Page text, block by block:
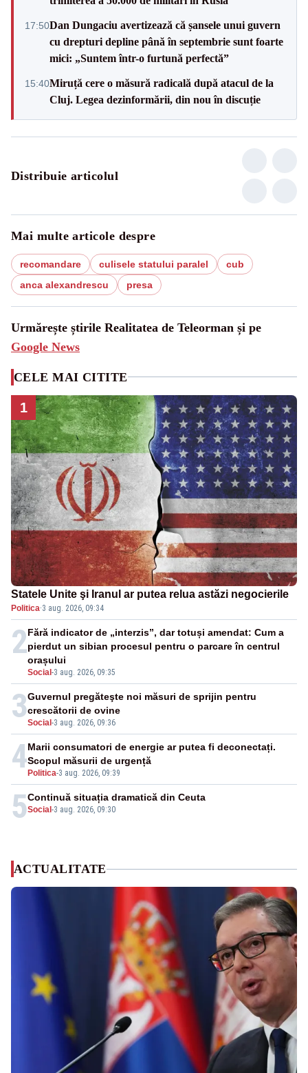
17:50Dan Dungaciu avertizează că șansele unui guvern
cu drepturi depline până în septembrie sunt foarte
mici: „Suntem într-o furtună perfectă”
15:40Miruță cere o măsură radicală după atacul de la
Cluj. Legea dezinformării, din nou în discuție
Distribuie articolul
Mai multe articole despre
recomandare culisele statului paralel
cub
anca alexandrescu
presa
Urmărește știrile Realitatea de Teleorman și pe
Google News
CELE MAI CITITE
1
Statele Unite şi Iranul ar putea relua astăzi negocierile
Politica·3 aug. 2026, 09:34
2
Social -3 aug. 2026, 09:35
Fără indicator de „interzis”, dar totuși amendat: Cum a
pierdut un sibian procesul pentru o parcare în centrul
orașului
3Social -3 aug. 2026, 09:36
Guvernul pregăteşte noi măsuri de sprijin pentru
crescătorii de ovine
4 Politica-3 aug. 2026, 09:39
Marii consumatori de energie ar putea fi deconectați.
Scopul măsurii de urgență
5Social -3 aug. 2026, 09:30
Continuă situația dramatică din Ceuta
ACTUALITATE